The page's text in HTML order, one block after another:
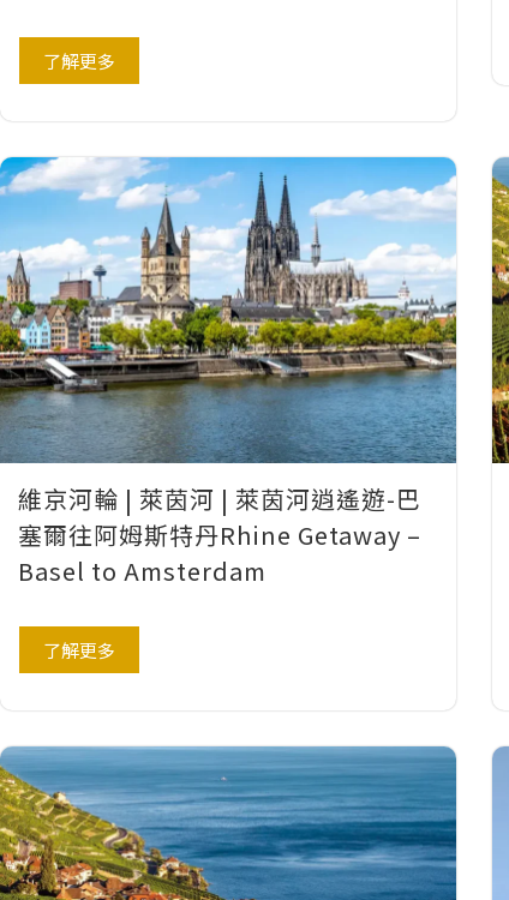
了解更多
維京河輪 | 萊茵河 | 萊茵河逍遙遊-巴
塞爾往阿姆斯特丹Rhine Getaway –
Basel to Amsterdam
了解更多